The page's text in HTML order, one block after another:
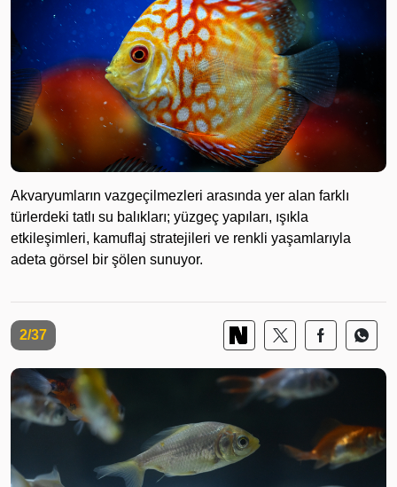
Akvaryumların vazgeçilmezleri arasında yer alan farklı
türlerdeki tatlı su balıkları; yüzgeç yapıları, ışıkla
etkileşimleri, kamuflaj stratejileri ve renkli yaşamlarıyla
adeta görsel bir şölen sunuyor.
2/37